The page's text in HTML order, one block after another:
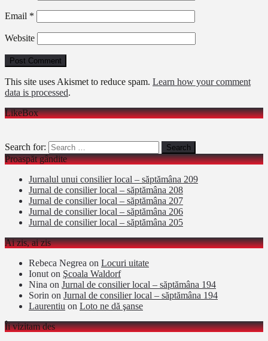
Email *
Website
This site uses Akismet to reduce spam. Learn how your comment
data is processed.
LikeBox
Search for:
Proaspăt gândite
Jurnalul unui consilier local – săptămâna 209
Jurnal de consilier local – săptămâna 208
Jurnal de consilier local – săptămâna 207
Jurnal de consilier local – săptămâna 206
Jurnal de consilier local – săptămâna 205
Ai zis, ai zis
Rebeca Negrea on Locuri uitate
Ionut on Şcoala Waldorf
Nina on Jurnal de consilier local – săptămâna 194
Sorin on Jurnal de consilier local – săptămâna 194
Laurentiu on Loto ne dă şanse
Îi vizitam des